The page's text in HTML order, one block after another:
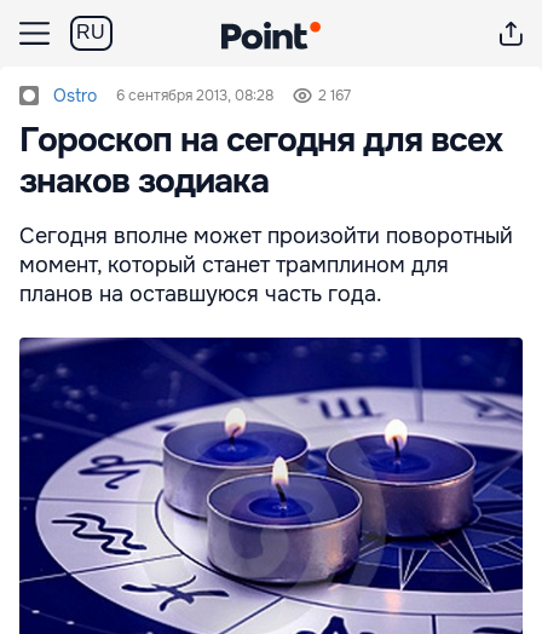
RU
Ostro 6 сентября 2013, 08:28 2 167
Гороскоп на сегодня для всех
знаков зодиака
Сегодня вполне может произойти поворотный
момент, который станет трамплином для
планов на оставшуюся часть года.